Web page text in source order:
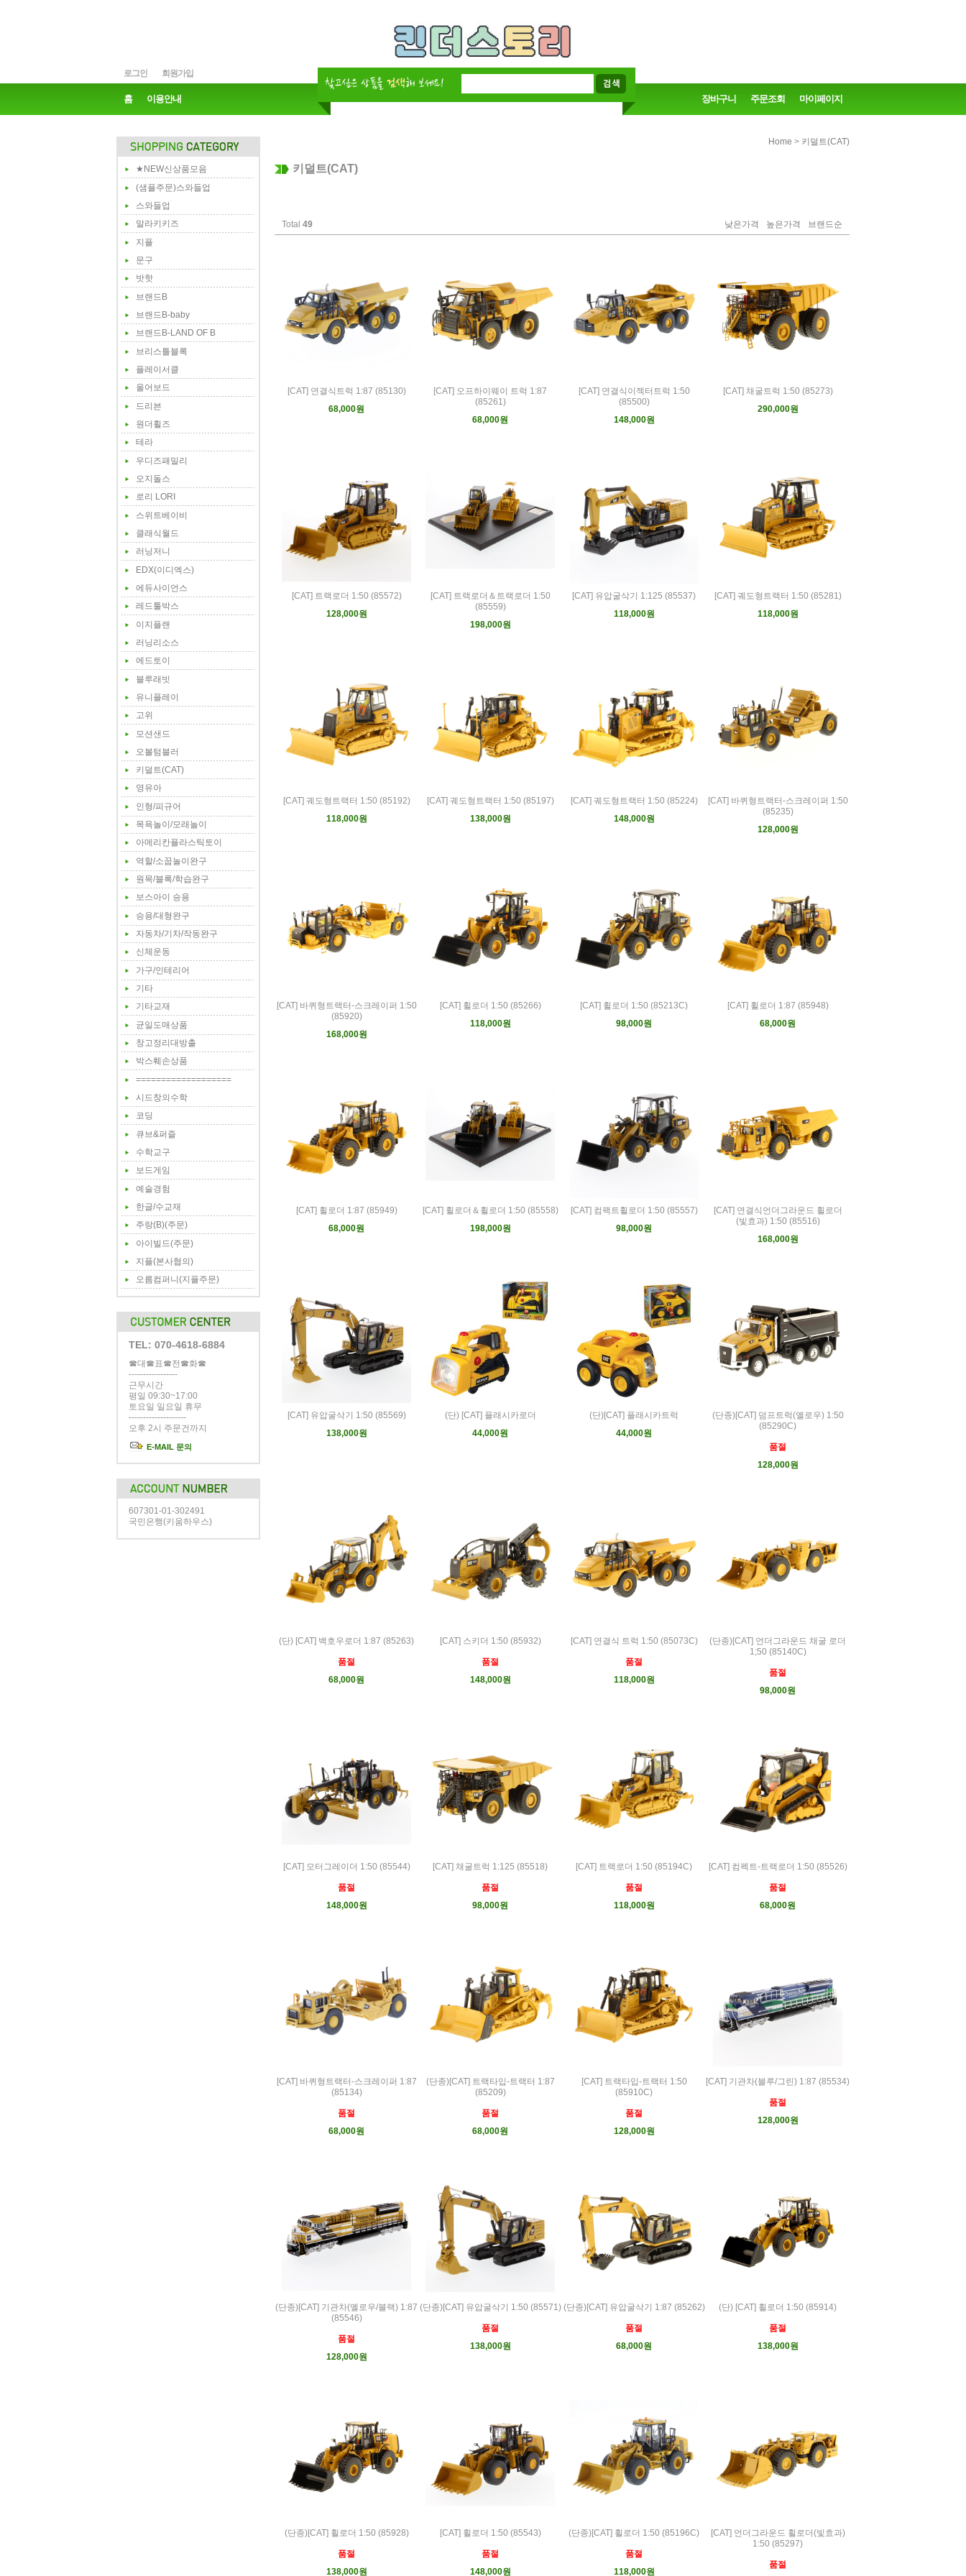
로그인 회원가입
홈 이용안내 장바구니 주문조회 마이페이지
★NEW신상품모음
(샘플주문)스와들업
스와들업
말라키키즈
지플
문구
밧핫
브랜드B
브랜드B-baby
브랜드B-LAND OF B
브리스틀블록
플레이서클
올어보드
드리븐
원더휠즈
테라
우디즈패밀리
오지돌스
로리 LORI
스위트베이비
클래식월드
러닝저니
EDX(이디엑스)
에듀사이언스
레드툴박스
이지플랜
러닝리소스
에드토이
블루래빗
유니플레이
고위
모션샌드
오볼텀블러
키덜트(CAT)
영유아
인형/피규어
목욕놀이/모래놀이
아메리칸플라스틱토이
역할/소꿉놀이완구
원목/블록/학습완구
보스아이 승용
승용/대형완구
자동차/기차/작동완구
신체운동
가구/인테리어
기타
기타교재
균일도매상품
창고정리대방출
박스훼손상품
===================
시드창의수학
코딩
큐브&퍼즐
수학교구
보드게임
예술경험
한글/수교재
주랑(B)(주문)
아이빌드(주문)
지플(본사협의)
오름컴퍼니(지플주문)
TEL: 070-4618-6884
☎대☎표☎전☎화☎
-----------------
근무시간
평일 09:30~17:00
토요일 일요일 휴무
--------------------
오후 2시 주문건까지
E-MAIL 문의
607301-01-302491
국민은행(키움하우스)
Home > 키덜트(CAT)
키덜트(CAT)
Total 49 낮은가격 높은가격 브랜드순
[CAT] 연결식트럭 1:87 (85130)
68,000원
[CAT] 오프하이웨이 트럭 1:87
(85261)
68,000원
[CAT] 연결식이젝터트럭 1:50
(85500)
148,000원
[CAT] 채굴트럭 1:50 (85273)
290,000원
[CAT] 트랙로더 1:50 (85572)
128,000원
[CAT] 트랙로더＆트랙로더 1:50
(85559)
198,000원
[CAT] 유압굴삭기 1:125 (85537)
118,000원
[CAT] 궤도형트랙터 1:50 (85281)
118,000원
[CAT] 궤도형트랙터 1:50 (85192)
118,000원
[CAT] 궤도형트랙터 1:50 (85197)
138,000원
[CAT] 궤도형트랙터 1:50 (85224)
148,000원
[CAT] 바퀴형트랙터-스크레이퍼 1:50
(85235)
128,000원
[CAT] 바퀴형트랙터-스크레이퍼 1:50
(85920)
168,000원
[CAT] 휠로더 1:50 (85266)
118,000원
[CAT] 휠로더 1:50 (85213C)
98,000원
[CAT] 휠로더 1:87 (85948)
68,000원
[CAT] 휠로더 1:87 (85949)
68,000원
[CAT] 휠로더＆휠로더 1:50 (85558)
198,000원
[CAT] 컴팩트휠로더 1:50 (85557)
98,000원
[CAT] 연결식언더그라운드 휠로더
(빛효과) 1:50 (85516)
168,000원
[CAT] 유압굴삭기 1:50 (85569)
138,000원
(단) [CAT] 플래시카로더
44,000원
(단)[CAT] 플래시카트럭
44,000원
(단종)[CAT] 덤프트럭(옐로우) 1:50
(85290C)
품절
128,000원
(단) [CAT] 백호우로더 1:87 (85263)
품절
68,000원
[CAT] 스키더 1:50 (85932)
품절
148,000원
[CAT] 연결식 트럭 1:50 (85073C)
품절
118,000원
(단종)[CAT] 언더그라운드 채굴 로더
1;50 (85140C)
품절
98,000원
[CAT] 모터그레이더 1:50 (85544)
품절
148,000원
[CAT] 채굴트럭 1:125 (85518)
품절
98,000원
[CAT] 트랙로더 1:50 (85194C)
품절
118,000원
[CAT] 컴펙트-트랙로더 1:50 (85526)
품절
68,000원
[CAT] 바퀴형트랙터-스크레이퍼 1:87
(85134)
품절
68,000원
(단종)[CAT] 트랙타입-트랙터 1:87
(85209)
품절
68,000원
[CAT] 트랙타입-트랙터 1:50
(85910C)
품절
128,000원
[CAT] 기관차(블루/그린) 1:87 (85534)
품절
128,000원
(단종)[CAT] 기관차(옐로우/블랙) 1:87
(85546)
품절
128,000원
(단종)[CAT] 유압굴삭기 1:50 (85571)
품절
138,000원
(단종)[CAT] 유압굴삭기 1:87 (85262)
품절
68,000원
(단) [CAT] 휠로더 1:50 (85914)
품절
138,000원
(단종)[CAT] 휠로더 1:50 (85928)
품절
138,000원
[CAT] 휠로더 1:50 (85543)
품절
148,000원
(단종)[CAT] 휠로더 1:50 (85196C)
품절
118,000원
[CAT] 언더그라운드 휠로더(빛효과)
1:50 (85297)
품절